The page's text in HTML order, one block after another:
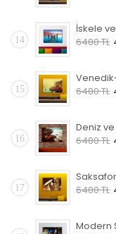
14
6480 TL
15
6480 TL
16
6480 TL
17
6480 TL